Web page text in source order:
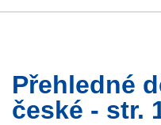
Přehledné
české - str.